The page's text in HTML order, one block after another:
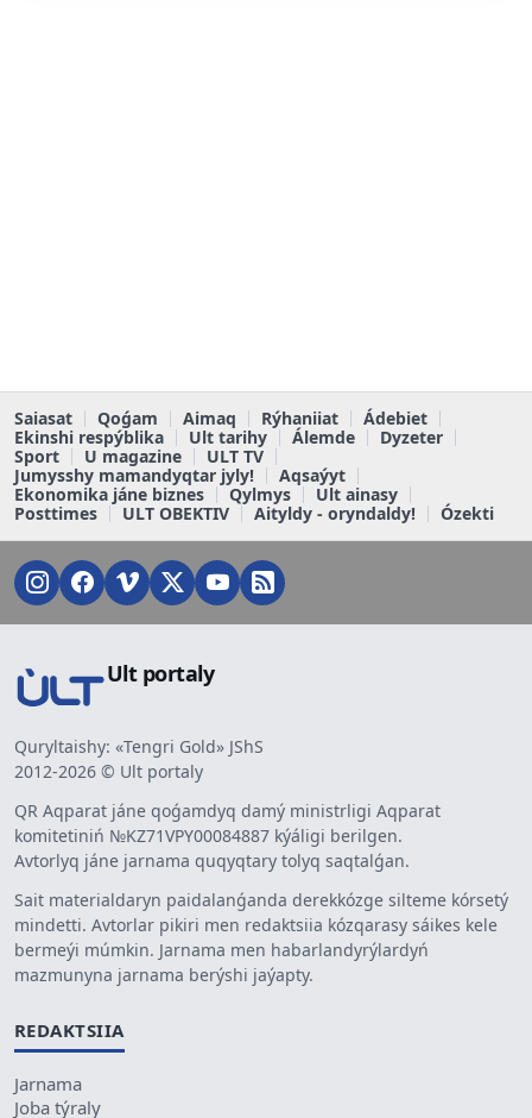
Saiasat Qoǵam Aimaq Rýhaniiat
Ádebiet
Ekinshi respýblika
Ult tarihy Álemde
Dyzeter
Sport
U magazine
ULT TV
Jumysshy mamandyqtar jyly!
Aqsaýyt
Ekonomika jáne biznes
Qylmys
Ult ainasy
Posttimes
ULT OBEKTIV Aityldy - oryndaldy! Ózekti
Ult portaly
Quryltaishy: «Tengri Gold» JShS
2012-2026 © Ult portaly
QR Aqparat jáne qoǵamdyq damý ministrligi Aqparat
komitetiniń №KZ71VPY00084887 kýáligi berilgen.
Avtorlyq jáne jarnama quqyqtary tolyq saqtalǵan.
Sait materialdaryn paidalanǵanda derekkózge silteme kórsetý
mindetti. Avtorlar pikiri men redaktsiia kózqarasy sáikes kele
bermeýi múmkin. Jarnama men habarlandyrýlardyń
mazmunyna jarnama berýshi jaýapty.
REDAKTSIIA
Jarnama
Joba týraly